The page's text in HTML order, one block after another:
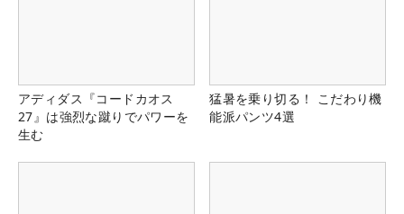
アディダス『コードカオス
27』は強烈な蹴りでパワーを
生む
猛暑を乗り切る！ こだわり機
能派パンツ4選